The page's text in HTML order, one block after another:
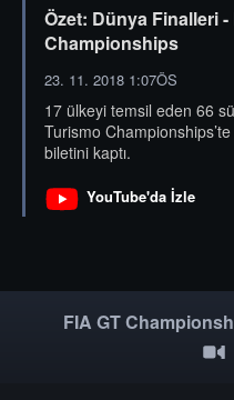
Özet: Dünya Finalleri
Championships
23. 11. 2018 1:07ÖS
17 ülkeyi temsil eden 66
Turismo
biletini kaptı.
YouTube'da İzle
FIA GT